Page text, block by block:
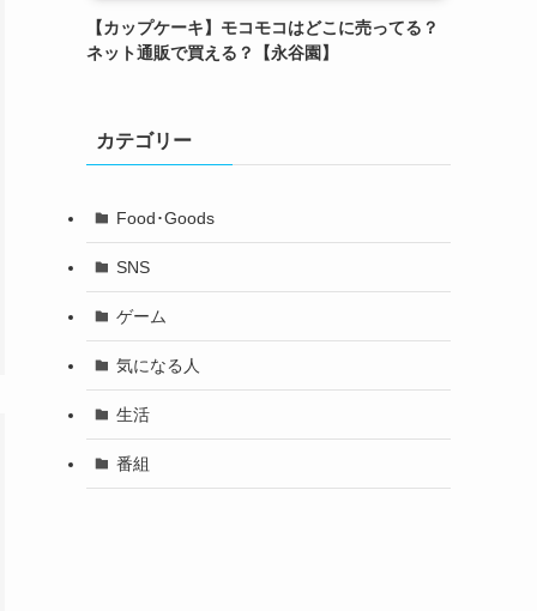
【カップケーキ】モコモコはどこに売ってる？
ネット通販で買える？【永谷園】
カテゴリー
Food･Goods
SNS
ゲーム
気になる人
生活
番組